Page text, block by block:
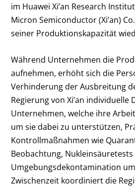
im Huawei Xi’an Research
Micron Semiconductor (Xi’an)
seiner Produktionskapazität
Während Unternehmen die
aufnehmen, erhöht sich die
Verhinderung der Ausbreitung
Regierung von Xi’an individuelle
Unternehmen, welche ihre
um sie dabei zu unterstützen,
Kontrollmaßnahmen wie
Beobachtung,
Umgebungsdekontamination
Zwischenzeit koordiniert die